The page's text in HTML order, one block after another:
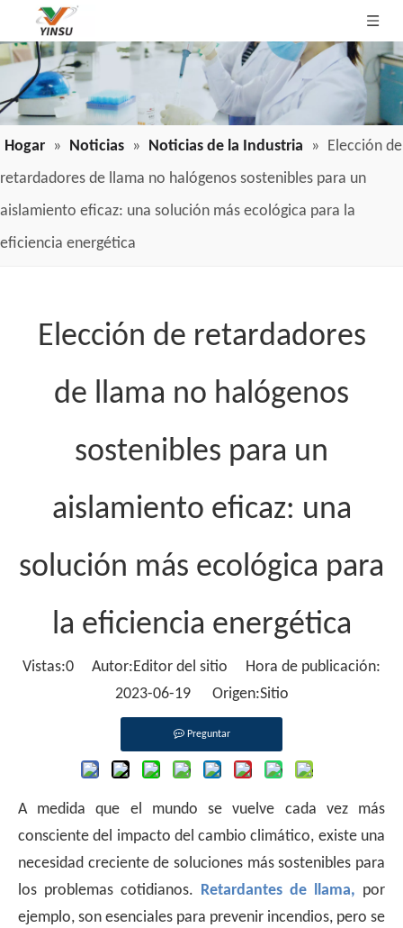
Hogar » Noticias » Noticias de la Industria » Elección de
retardadores de llama no halógenos sostenibles para un
aislamiento eficaz: una solución más ecológica para la
eficiencia energética
Elección de retardadores
de llama no halógenos
sostenibles para un
aislamiento eficaz: una
solución más ecológica para
la eficiencia energética
Vistas:0 Autor:Editor del sitio Hora de publicación:
2023-06-19 Origen:Sitio
Preguntar
A medida que el mundo se vuelve cada vez más
consciente del impacto del cambio climático, existe una
necesidad creciente de soluciones más sostenibles para
los problemas cotidianos. Retardantes de llama, por
ejemplo, son esenciales para prevenir incendios, pero se